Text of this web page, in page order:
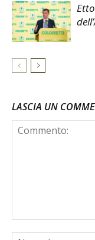
LASCIA UN